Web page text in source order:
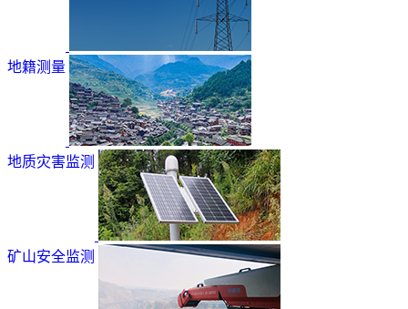
地籍测量
地质灾害监测
矿山安全监测